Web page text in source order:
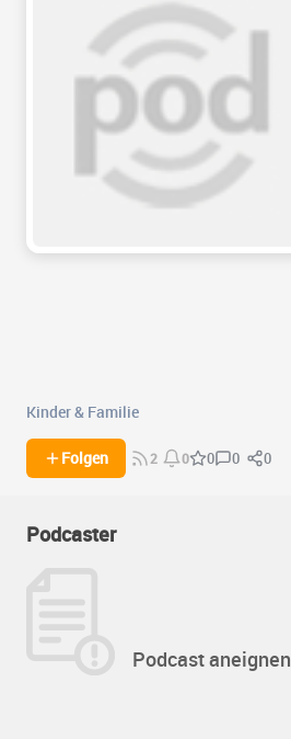
Kinder & Familie
Folgen 2 0 0 0 0
Podcaster
Podcast aneignen